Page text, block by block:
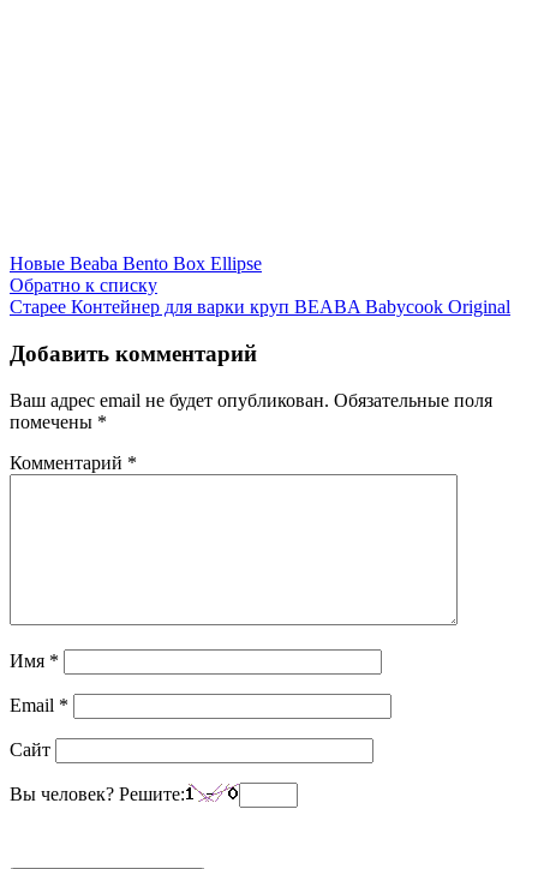
Новые Beaba Bento Box Ellipse
Обратно к списку
Старее Контейнер для варки круп BEABA Babycook Original
Добавить комментарий
Ваш адрес email не будет опубликован. Обязательные поля
помечены *
Комментарий *
Имя *
Email *
Сайт
Вы человек? Решите: